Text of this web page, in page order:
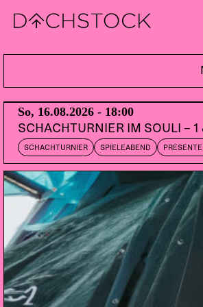
So, 16.08.2026 - 18:00
SCHACHTURNIER IM SOULI –
SCHACHTURNIER SPIELEABEND